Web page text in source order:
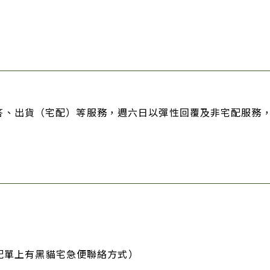
出貨（宅配）等服務，週六日以彈性回覆及非宅配服務
上有黑貓宅急便聯絡方式）